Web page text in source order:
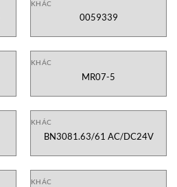
KHÁC
0059339
KHÁC
MR07-5
KHÁC
BN3081.63/61 AC/DC24V
KHÁC